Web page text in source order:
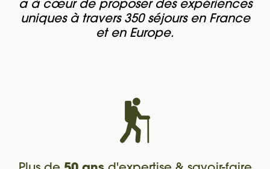
a à cœur de proposer des expériences
uniques à travers 350 séjours en France
et en Europe.